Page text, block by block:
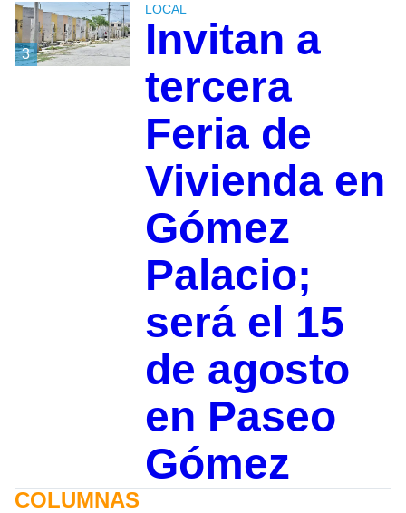
3
LOCAL
Invitan a
tercera
Feria de
Vivienda en
Gómez
Palacio;
será el 15
de agosto
en Paseo
Gómez
COLUMNAS